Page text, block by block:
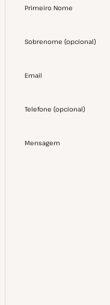
Primeiro Nome
Sobrenome (opcional)
Email
Telefone (opcional)
Mensagem